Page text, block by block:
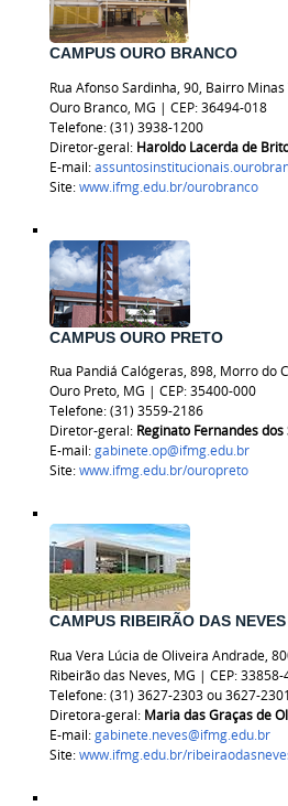
CAMPUS OURO BRANCO
Rua Afonso Sardinha, 90, Bairro Minas
Ouro Branco, MG | CEP: 36494-018
Telefone:(31) 3938-1200
Diretor-geral: Haroldo Lacerda de
E-mail:
Site:www.ifmg.edu.br/ourobranco
CAMPUS OURO PRETO
Rua Pandiá Calógeras, 898, Morro do
Ouro Preto, MG | CEP: 35400-000
Telefone: (31) 3559-2186
Diretor-geral: Reginato Fernandes dos
E-mail:gabinete.op@ifmg.edu.br
Site:www.ifmg.edu.br/ouropreto
CAMPUS RIBEIRÃO DAS NEVES
Rua Vera Lúcia de Oliveira Andrade,
Ribeirão das Neves, MG | CEP: 33858-
Telefone: (31) 3627-2303 ou3627-2301
Diretora-geral: Maria das Graças de
E-mail:gabinete.neves@ifmg.edu.br
Site:www.ifmg.edu.br/